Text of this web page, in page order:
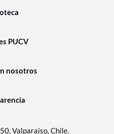
PUCV
nosotros
Valparaíso, Chile.